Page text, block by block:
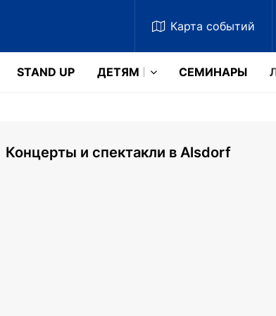
Карта событий
STAND UP ДЕТЯМ CЕМИНАРЫ
Концерты и спектакли в Alsdorf